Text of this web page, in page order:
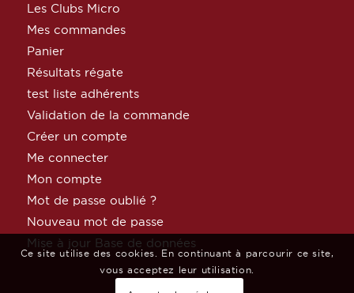
Les Clubs Micro
Mes commandes
Panier
Résultats régate
test liste adhérents
Validation de la commande
Créer un compte
Me connecter
Mon compte
Mot de passe oublié ?
Nouveau mot de passe
Mise à jour Base de données
Ce site utilise des cookies. En continuant à parcourir ce site,
vous acceptez leur utilisation.